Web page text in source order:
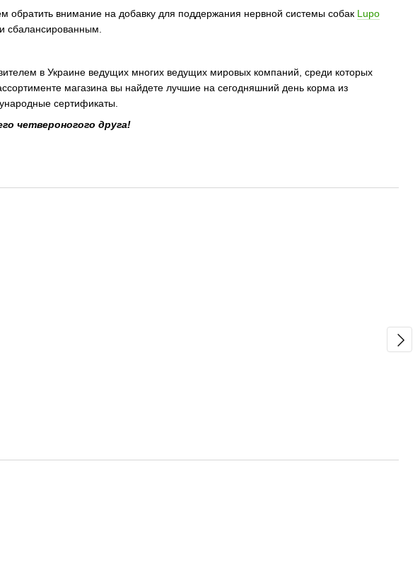
обратить внимание на добавку для поддержания нервной системы собак Lupo
сбалансированным.
в Украине ведущих многих ведущих мировых компаний, среди которых
магазина вы найдете лучшие на сегодняшний день корма из
сертификаты.
четвероногого друга!